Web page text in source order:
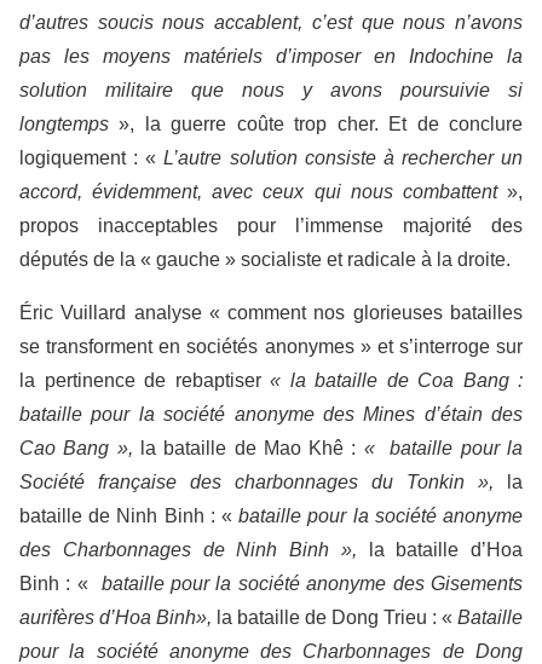
d’autres soucis nous accablent, c’est que nous n’avons
pas les moyens matériels d’imposer en Indochine la
solution militaire que nous y avons poursuivie si
longtemps», la guerre coûte trop cher. Et de conclure
logiquement : «L’autre solution consiste à rechercher un
accord, évidemment, avec ceux qui nous combattent»,
propos inacceptables pour l’immense majorité des
députés de la « gauche » socialiste et radicale à la droite.
Éric Vuillard analyse « comment nos glorieuses batailles
se transforment en sociétés anonymes » et s’interroge sur
la pertinence de rebaptiser « la bataille de Coa Bang :
bataille pour la société anonyme des Mines d’étain des
Cao Bang »,
la bataille de Mao Khê : « bataille pour la
Société française des charbonnages du Tonkin »,
la
bataille de Ninh Binh : «bataille pour la société anonyme
des Charbonnages de Ninh Binh »,
la bataille d’Hoa
Binh : « bataille pour la société anonyme des Gisements
aurifères d’Hoa Binh», la bataille de Dong Trieu : « Bataille
pour la société anonyme des Charbonnages de Dong